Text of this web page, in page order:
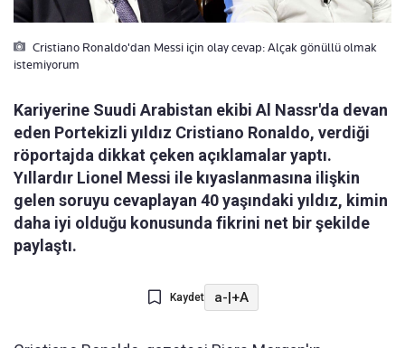
Cristiano Ronaldo'dan Messi için olay cevap: Alçak gönüllü olmak
istemiyorum
Kariyerine Suudi Arabistan ekibi Al Nassr'da devan
eden Portekizli yıldız Cristiano Ronaldo, verdiği
röportajda dikkat çeken açıklamalar yaptı.
Yıllardır Lionel Messi ile kıyaslanmasına ilişkin
gelen soruyu cevaplayan 40 yaşındaki yıldız, kimin
daha iyi olduğu konusunda fikrini net bir şekilde
paylaştı.
Kaydet a-|+A